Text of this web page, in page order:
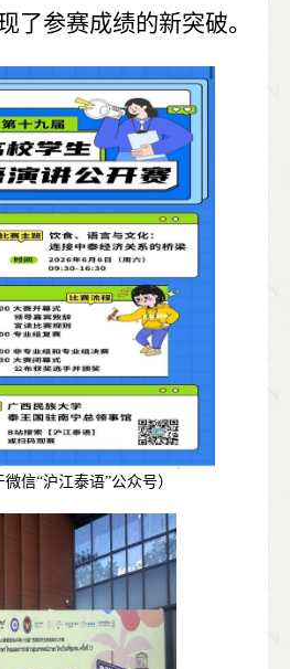
了参赛成绩的新突破。
微信“沪江泰语”公众号）